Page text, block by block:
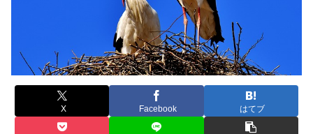
X Facebook はてブ